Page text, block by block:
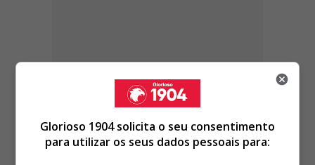
Glorioso 1904 solicita o seu consentimento
para utilizar os seus dados pessoais para: